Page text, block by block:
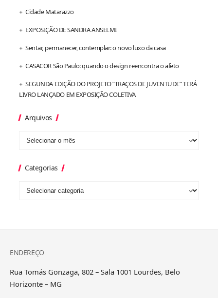
Cidade Matarazzo
EXPOSIÇÃO DE SANDRA ANSELMI
Sentar, permanecer, contemplar: o novo luxo da casa
CASACOR São Paulo: quando o design reencontra o afeto
SEGUNDA EDIÇÃO DO PROJETO “TRAÇOS DE JUVENTUDE” TERÁ
LIVRO LANÇADO EM EXPOSIÇÃO COLETIVA
Arquivos
Categorias
ENDEREÇO
Rua Tomás Gonzaga, 802 – Sala 1001 Lourdes, Belo
Horizonte – MG